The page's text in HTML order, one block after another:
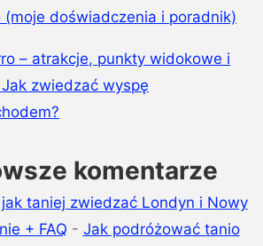
(moje doświadczenia i poradnik)
– atrakcje, punkty widokowe i
zwiedzać wyspę
komentarze
jak taniej zwiedzać Londyn i Nowy
+ FAQ - Jak podróżować tanio